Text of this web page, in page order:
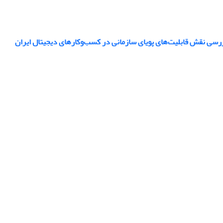
نقش قابلیت‌های پویای سازمانی در کسب‌وکارهای دیجیتال ایران